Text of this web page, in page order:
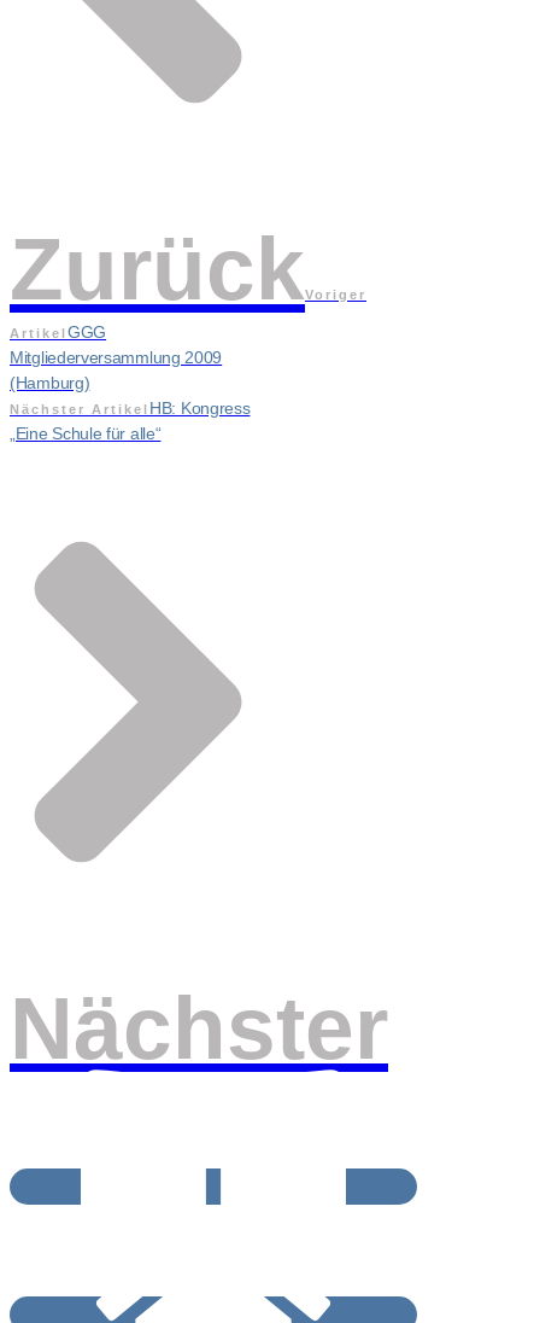
ZurückVoriger
Artikel GGG
Mitgliederversammlung 2009
(Hamburg)
Nächster Artikel HB: Kongress
„Eine Schule für alle“
Nächster
BEITRAGSRCHIV